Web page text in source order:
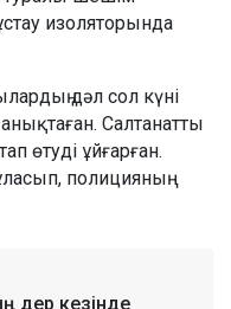
изоляторында
дәл сол күні
Салтанатты
өтуді ұйғарған.
полицияның
дер кезінде